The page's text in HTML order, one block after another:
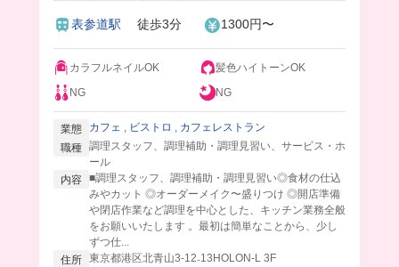
表参道駅 徒歩3分 1300円〜
カラフルネイルOK
髪色ハイトーンOK
NG
NG
業態 カフェ , ビストロ , カフェレストラン
職種 調理スタッフ、調理補助・調理見習い、サービス・ホ
ール
内容 ■調理スタッフ、調理補助・調理見習い◎食材の仕込
みやカット ◎オーダーメイク〜盛りつけ ◎開店準備
や閉店作業など調理を中心とした、キッチン業務全般
をお願いいたします 。最初は簡単なことから、少し
ずつ仕...
住所 東京都港区北青山3-12₋13HOLON-L 3F